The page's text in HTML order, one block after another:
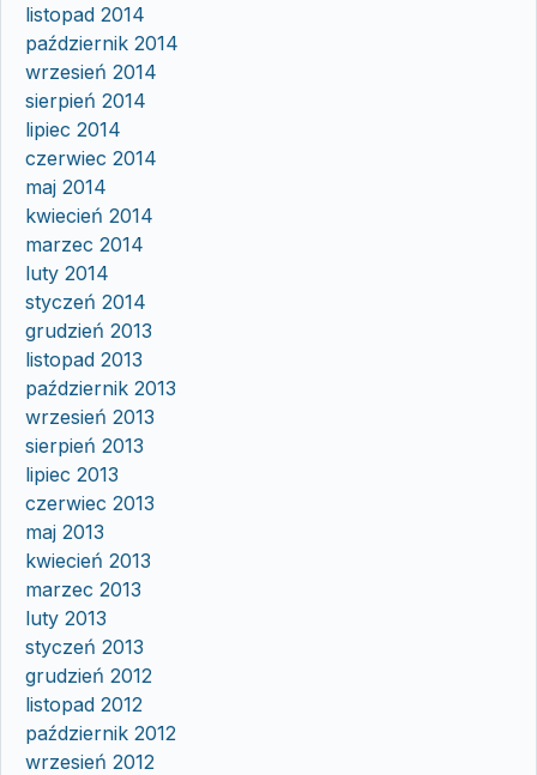
listopad 2014
październik 2014
wrzesień 2014
sierpień 2014
lipiec 2014
czerwiec 2014
maj 2014
kwiecień 2014
marzec 2014
luty 2014
styczeń 2014
grudzień 2013
listopad 2013
październik 2013
wrzesień 2013
sierpień 2013
lipiec 2013
czerwiec 2013
maj 2013
kwiecień 2013
marzec 2013
luty 2013
styczeń 2013
grudzień 2012
listopad 2012
październik 2012
wrzesień 2012